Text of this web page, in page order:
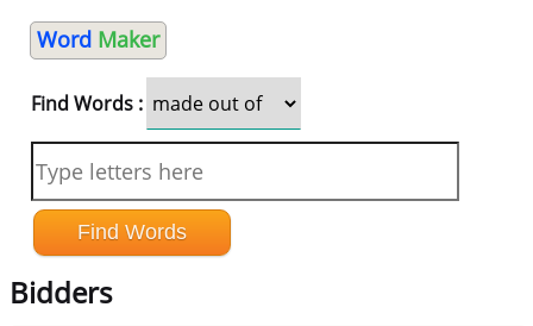
Word Maker
Find Words :
Bidders